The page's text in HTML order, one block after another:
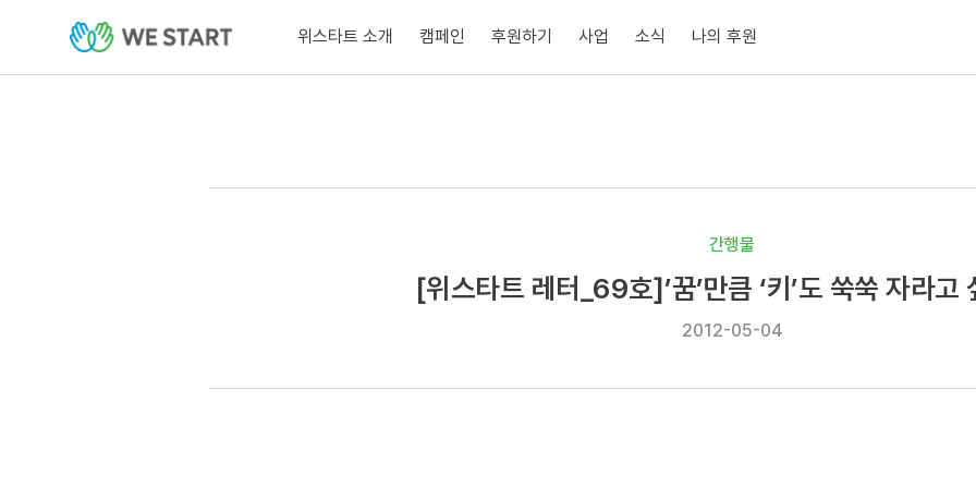
위스타트 소개 캠페인 후원하기 사업 소식 나의 후원
간행물
[위스타트 레터_69호]’꿈’만큼 ‘키’도 쑥쑥 자라고
2012-05-04